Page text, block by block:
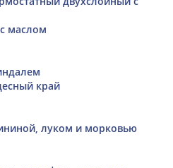
маслом
край
луком и морковью